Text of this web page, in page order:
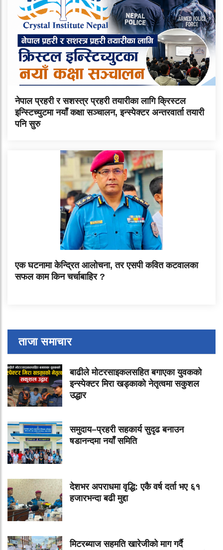
नेपाल प्रहरी र सशस्त्र प्रहरी तयारीका लागि क्रिस्टल
इन्स्टिच्युटमा नयाँ कक्षा सञ्चालन, इन्स्पेक्टर अन्तरवार्ता तयारी
पनि सुरु
एक घटनामा केन्द्रित आलोचना, तर एसपी कवित कटवालका
सफल काम किन चर्चाबाहिर ?
ताजा समाचार
बाढीले मोटरसाइकलसहित बगाएका युवकको
इन्स्पेक्टर मिरा खड्काको नेतृत्वमा सकुशल
उद्धार
समुदाय–प्रहरी सहकार्य सुदृढ बनाउन
षडानन्दमा नयाँ समिति
देशभर अपराधमा वृद्धि: एकै वर्ष दर्ता भए ६१
हजारभन्दा बढी मुद्दा
मिटरब्याज सहमति खारेजीको माग गर्दै